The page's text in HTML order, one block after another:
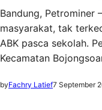
Bandung, Petrominer
masyarakat, tak
ABK pasca sekolah.
Kecamatan
byFachry Latief7 September